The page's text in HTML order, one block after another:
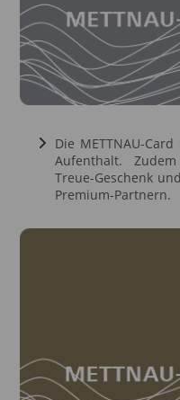
Die METTNAU-
Aufenthalt.
Treue-Geschenk
Premium-Partnern.